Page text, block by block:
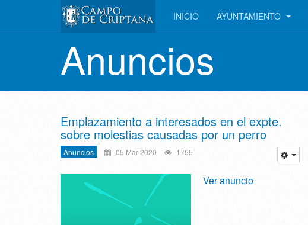
INICIO AYUNTAMIENTO
Anuncios
Emplazamiento a interesados en el expte.
sobre molestias causadas por un perro
Anuncios 05 Mar 2020 1755
Ver anuncio